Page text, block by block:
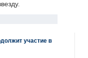
участие в